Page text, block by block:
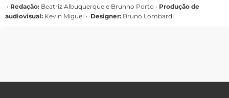
• Redação: Beatriz Albuquerque e Brunno Porto • Produção de
audiovisual: Kevin Miguel • Designer: Bruno Lombardi